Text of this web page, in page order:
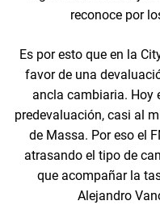
reconoce por
Es por esto que en la
favor de una
ancla cambiaria. Hoy
predevaluación, casi al
de Massa. Por eso el
atrasando el tipo de
que acompañar la
Alejandro